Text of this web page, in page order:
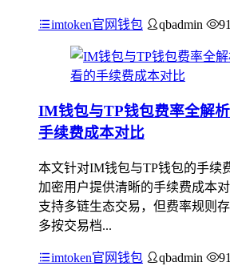
imtoken官网钱包 qbadmin
IM钱包与TP钱包费率全解
手续费成本对比
本文针对IM钱包与TP钱包的手续
加密用户提供清晰的手续费成本
支持多链生态交易，但费率规则
多按交易档...
imtoken官网钱包 qbadmin